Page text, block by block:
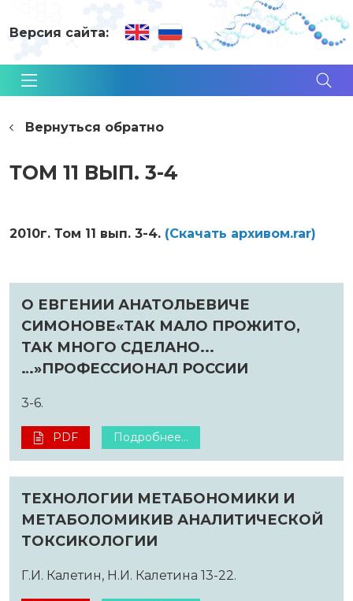
Версия сайта:
Вернуться обратно
ТОМ 11 ВЫП. 3-4
2010г. Том 11 вып. 3-4. (Cкачать архивом.rar)
О ЕВГЕНИИ АНАТОЛЬЕВИЧЕ
СИМОНОВЕ«ТАК МАЛО ПРОЖИТО,
ТАК МНОГО СДЕЛАНО...
…»ПРОФЕССИОНАЛ РОССИИ
3-6.
PDF Подробнее...
ТЕХНОЛОГИИ МЕТАБОНОМИКИ И
МЕТАБОЛОМИКИВ АНАЛИТИЧЕСКОЙ
ТОКСИКОЛОГИИ
Г.И. Калетин, Н.И. Калетина 13-22.